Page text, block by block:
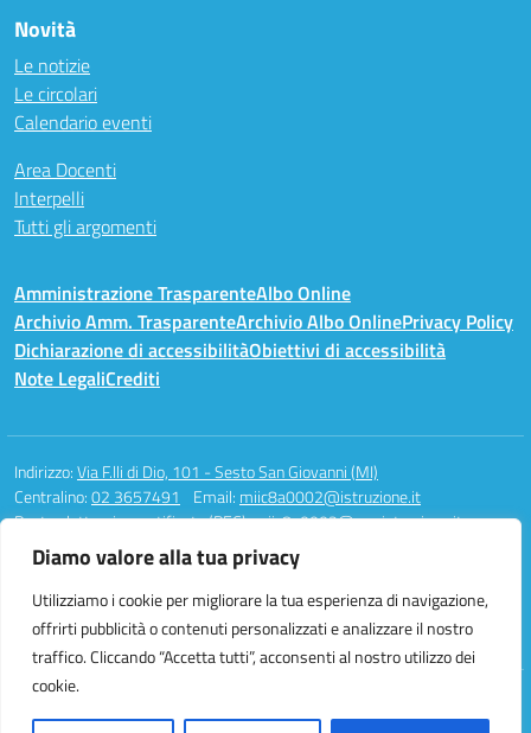
Diamo valore alla tua privacy
Utilizziamo i cookie per migliorare la tua esperienza di navigazione,
offrirti pubblicità o contenuti personalizzati e analizzare il nostro
traffico. Cliccando “Accetta tutti”, acconsenti al nostro utilizzo dei
cookie.
Novità
Le notizie
Le circolari
Calendario eventi
Area Docenti
Interpelli
Tutti gli argomenti
Amministrazione TrasparenteAlbo Online
Archivio Amm. TrasparenteArchivio Albo OnlinePrivacy Policy
Dichiarazione di accessibilitàObiettivi di accessibilità
Note LegaliCrediti
Indirizzo:Via F.lli di Dio, 101 - Sesto San Giovanni (MI)
Centralino:02 3657491 Email: miic8a0002@istruzione.it
Posta elettronica certificata (PEC):miic8a0002@pec.istruzione.it
Codice fiscale: 94581340158
Codice meccanografico:
MIIC8A0002
Codice unico di fatturazione (CUF): UFAUH0